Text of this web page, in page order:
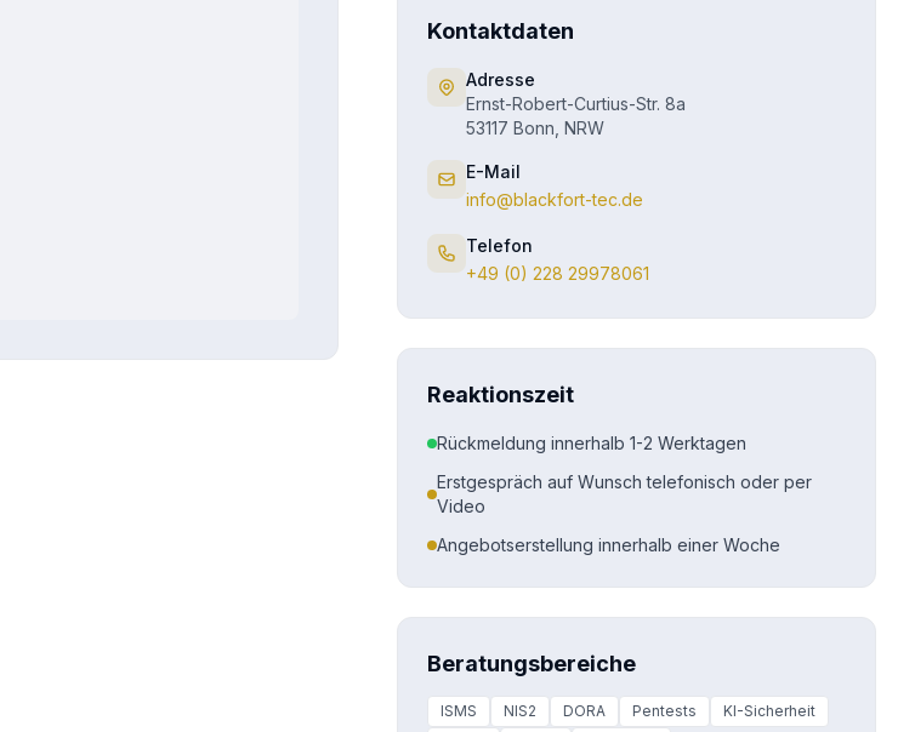
Kontaktdaten
Adresse
Ernst-Robert-Curtius-Str. 8a
53117 Bonn, NRW
E-Mail
info@blackfort-tec.de
Telefon
+49 (0) 228 29978061
Reaktionszeit
Rückmeldung innerhalb 1-2 Werktagen
Erstgespräch auf Wunsch telefonisch oder per
Video
Angebotserstellung innerhalb einer Woche
Beratungsbereiche
ISMS NIS2 DORA Pentests
KI-Sicherheit